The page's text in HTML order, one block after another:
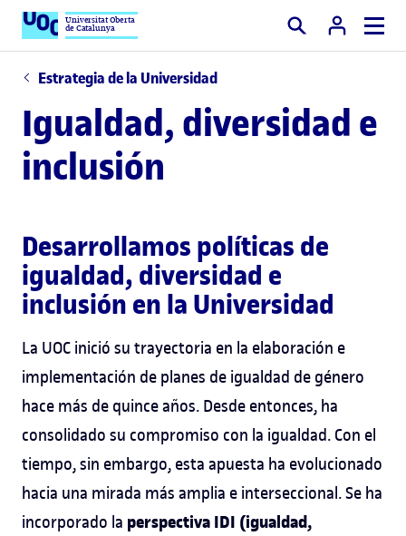
Universitat Oberta
de Catalunya Buscar
Estrategia de la Universidad
Igualdad, diversidad e
inclusión
Desarrollamos políticas de
igualdad, diversidad e
inclusión en la Universidad
La UOC inició su trayectoria en la elaboración e
implementación de planes de igualdad de género
hace más de quince años. Desde entonces, ha
consolidado su compromiso con la igualdad. Con el
tiempo, sin embargo, esta apuesta ha evolucionado
hacia una mirada más amplia e interseccional. Se ha
incorporado la perspectiva IDI (igualdad,